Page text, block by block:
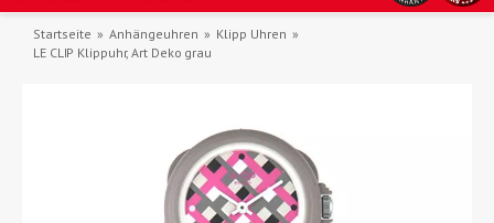
Startseite Anhängeuhren
Klipp Uhren
LE CLIP Klippuhr, Art Deko grau